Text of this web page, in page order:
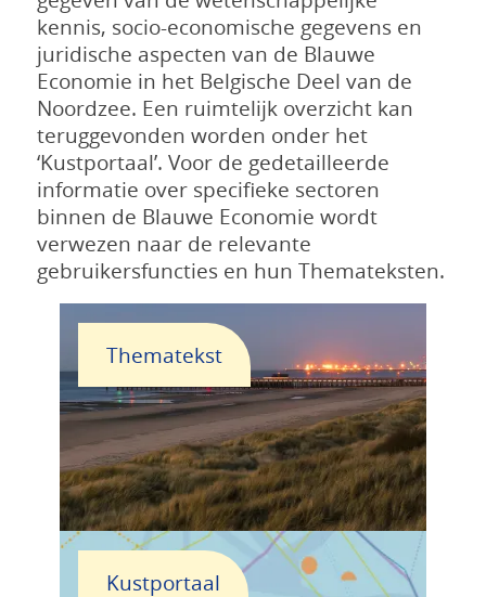
kennis, socio-economische gegevens en
juridische aspecten van de Blauwe
Economie in het Belgische Deel van de
Noordzee. Een ruimtelijk overzicht kan
teruggevonden worden onder het
‘Kustportaal’. Voor de gedetailleerde
informatie over specifieke sectoren
binnen de Blauwe Economie wordt
verwezen naar de relevante
gebruikersfuncties en hun Themateksten.
Thematekst
Kustportaal